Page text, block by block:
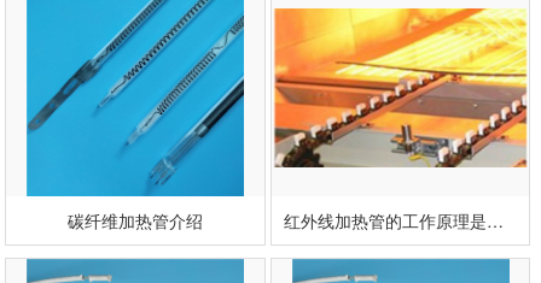
碳纤维加热管介绍 红外线加热管的工作原理是什么